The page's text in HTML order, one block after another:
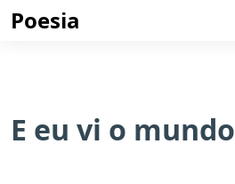
Poesia
E eu vi o mundo